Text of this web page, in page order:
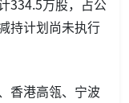
334.5万股，占公
持计划尚未执行
香港高瓴、宁波